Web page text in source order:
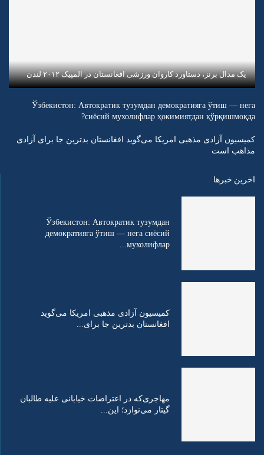
یک مدال برنز، دستاورد کاروان ورزشی افغانستان در المپیک ۲۰۱۲ لندن
Ўзбекистон: Автократик тузумдан демократияга ўтиш — нега
сиёсий мухолифлар ҳокимиятдан қўрқишмоқда?
کمیسیون آزادی مذهبی امریکا می‌گوید افغانستان بدترین جا برای آزادی
مذاهب است
اخرین خبرها
Ўзбекистон: Автократик тузумдан
демократияга ўтиш — нега сиёсий
мухолифлар...
کمیسیون آزادی مذهبی امریکا می‌گوید
افغانستان بدترین جا برای...
مهاجری‌که در اعتراضات خیابانی علیه طالبان
گیتار می‌نوازد؛ این...